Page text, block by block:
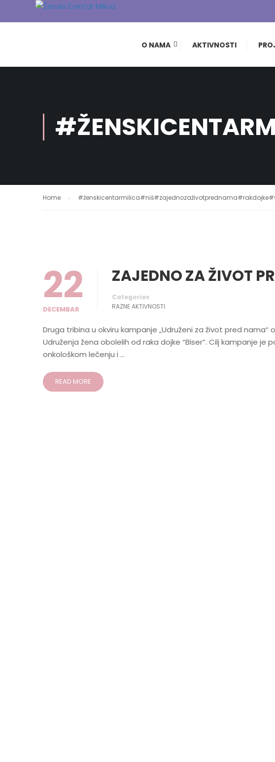
O NAMA AKTIVNOSTI
Home
22
DECEMBAR
ZAJEDNO ZA ŽIVOT
Categories
RAZNE AKTIVNOSTI
Druga tribina u okviru kampanje „Udruženi za život pred nama“
Udruženja žena obolelih od raka dojke “Biser”. Cilj kampanje
onkološkom lečenju i …
READ MORE